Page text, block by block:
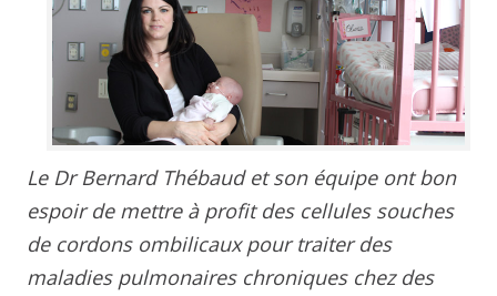
Le Dr Bernard Thébaud et son équipe ont bon
espoir de mettre à profit des cellules souches
de cordons ombilicaux pour traiter des
maladies pulmonaires chroniques chez des